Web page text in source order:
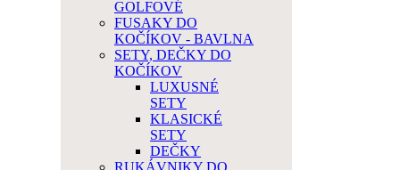
GOLFOVÉ
FUSAKY DO
KOČÍKOV - BAVLNA
SETY, DEČKY DO
KOČÍKOV
LUXUSNÉ
SETY
KLASICKÉ
SETY
DEČKY